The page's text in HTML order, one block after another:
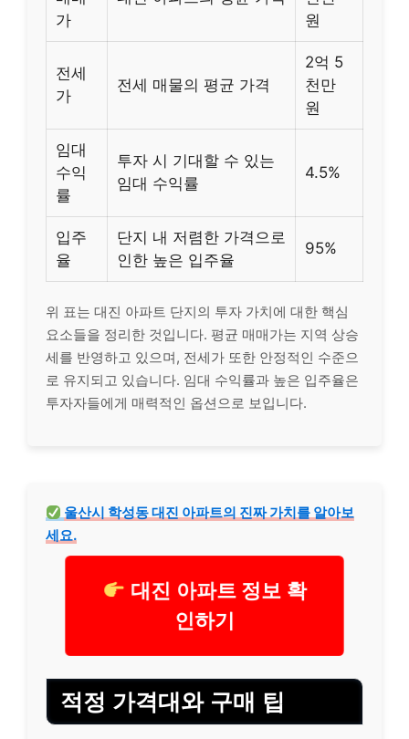
가
원
전세
가
전세 매물의 평균 가격
2억 5
천만
원
임대
수익
률
투자 시 기대할 수 있는
임대 수익률
4.5%
입주
율
단지 내 저렴한 가격으로
인한 높은 입주율
95%
위 표는 대진 아파트 단지의 투자 가치에 대한 핵심
요소들을 정리한 것입니다. 평균 매매가는 지역 상승
세를 반영하고 있으며, 전세가 또한 안정적인 수준으
로 유지되고 있습니다. 임대 수익률과 높은 입주율은
투자자들에게 매력적인 옵션으로 보입니다.
울산시 학성동 대진 아파트의 진짜 가치를 알아보
세요.
대진 아파트 정보 확
인하기
적정 가격대와 구매 팁